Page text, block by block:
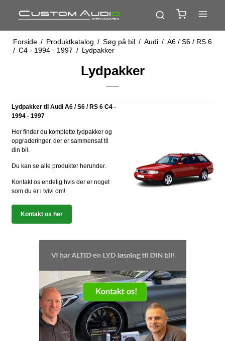
Forside / Produktkatalog / Søg på bil / Audi / A6 / S6 / RS 6
/ C4 - 1994 - 1997 / Lydpakker
Lydpakker
Lydpakker til Audi A6 / S6 / RS 6 C4 -
1994 - 1997
Her finder du komplette lydpakker og
opgraderinger, der er sammensat til
din bil.
Du kan se alle produkter herunder.
Kontakt os endelig hvis der er noget
som du er i tvivl om!
Kontakt os her